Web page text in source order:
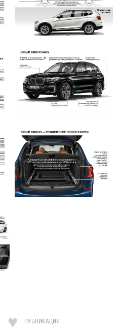
ПУБЛИКАЦИЯ